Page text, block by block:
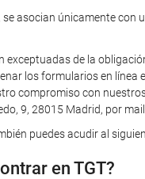
asocian únicamente
de la
los formularios en
compromiso con
9, 28015 Madrid, por
puedes acudir al
en TGT?